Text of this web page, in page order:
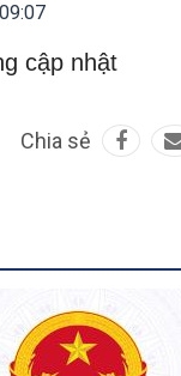
cập nhật
Chia sẻ